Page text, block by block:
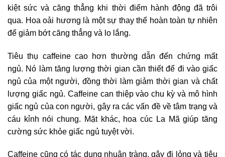
kiệt sức và căng thẳng khi thời điểm hành động đã trôi
qua. Hoa oải hương là một sự thay thế hoàn toàn tự nhiên
để giảm bớt căng thẳng và lo lắng.
Tiêu thụ caffeine cao hơn thường dẫn đến chứng mất
ngủ. Nó làm tăng lượng thời gian cần thiết để đi vào giấc
ngủ của một người, đồng thời làm giảm thời gian và chất
lượng giấc ngủ. Caffeine can thiệp vào chu kỳ và mô hình
giấc ngủ của con người, gây ra các vấn đề về tâm trạng và
cáu kỉnh nói chung. Mặt khác, hoa cúc La Mã giúp tăng
cường sức khỏe giấc ngủ tuyệt vời.
Caffeine cũng có tác dụng nhuận tràng, gây đi lỏng và tiêu